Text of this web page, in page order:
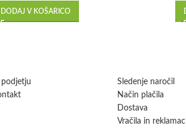
DODAJ V KOŠARICO
Sledenje naročil
Način plačila
Dostava
Vračila in